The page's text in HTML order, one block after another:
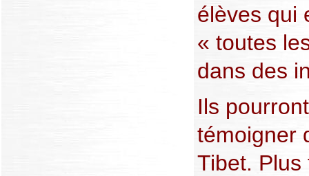
élèves qui
« toutes
dans des
Ils
témoigner
Tibet.